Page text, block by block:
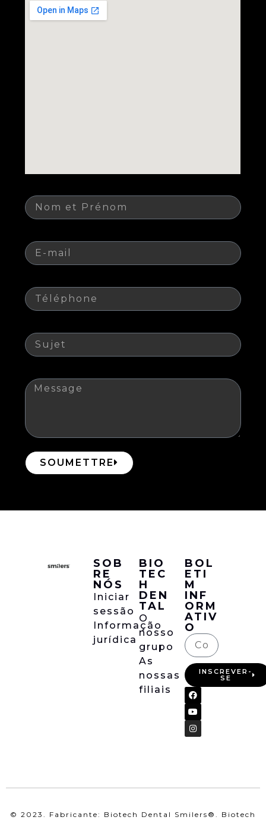
SOUMETTRE
SOB
RE
NÓS
Iniciar
sessão
Informação
jurídica
BIO
TEC
H
DEN
TAL
O
nosso
grupo
As
nossas
filiais
BOL
ETI
M
INF
ORM
ATIV
O
INSCREVER-
SE
© 2023. Fabricante: Biotech Dental Smilers®. Biotech